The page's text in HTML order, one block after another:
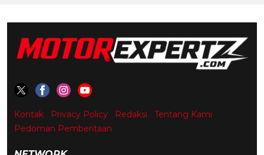
Kontak Privacy Policy Redaksi
Tentang Kami
Pedoman Pemberitaan